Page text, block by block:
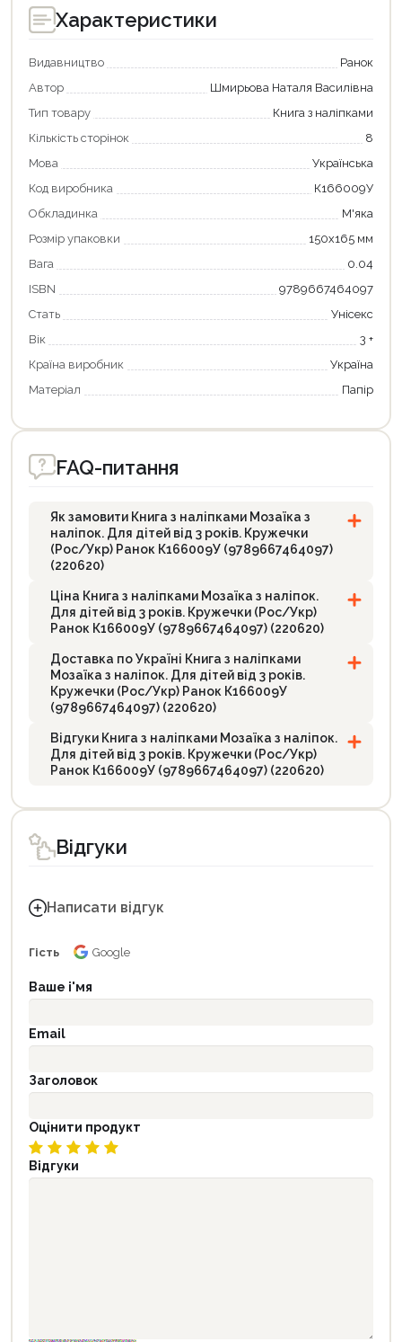
Характеристики
Видавництво
Ранок
Автор
Шмирьова Наталя Василівна
Тип товару
Книга з наліпками
Кількість сторінок
8
Мова
Українська
Код виробника
К166009У
Обкладинка
М'яка
Розмір упаковки
150х165 мм
Вага
0.04
ISBN
9789667464097
Стать
Унісекс
Вік
3 +
Країна виробник
Україна
Матеріал
Папір
FAQ-питання
Як замовити Книга з наліпками Мозаїка з
наліпок. Для дітей від 3 років. Кружечки
(Рос/Укр) Ранок К166009У (9789667464097)
(220620)
Ціна Книга з наліпками Мозаїка з наліпок.
Для дітей від 3 років. Кружечки (Рос/Укр)
Ранок К166009У (9789667464097) (220620)
Доставка по Україні Книга з наліпками
Мозаїка з наліпок. Для дітей від 3 років.
Кружечки (Рос/Укр) Ранок К166009У
(9789667464097) (220620)
Відгуки Книга з наліпками Мозаїка з наліпок.
Для дітей від 3 років. Кружечки (Рос/Укр)
Ранок К166009У (9789667464097) (220620)
Відгуки
Написати відгук
Гість Google
Ваше і'мя
Email
Заголовок
Оцінити продукт
Відгуки